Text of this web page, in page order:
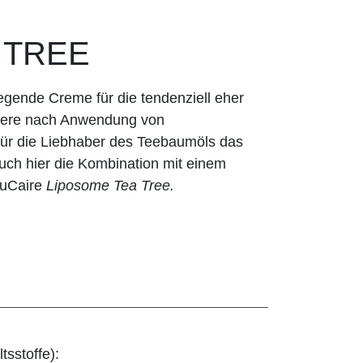
Creme für die tendenziell eher
nach Anwendung von
die Liebhaber des Teebaumöls das
hier die Kombination mit einem
Liposome Tea Tree.